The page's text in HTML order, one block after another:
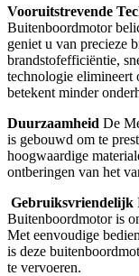
Vooruitstrevende
Buitenboordmotor
geniet u van precieze
brandstofefficiëntie,
technologie elimineert
betekent minder
Duurzaamheid De
is gebouwd om te
hoogwaardige
ontberingen van het
Gebruiksvriendelijk
Buitenboordmotor is
Met eenvoudige
is deze
te vervoeren.